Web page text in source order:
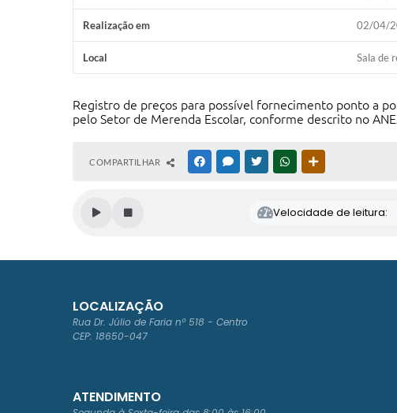
Realização em 02/04/
Local Sala de
Registro de preços para possível fornecimento ponto a
pelo Setor de Merenda Escolar, conforme descrito no
COMPARTILHAR FACEBOOKMESSENGER
TWITTERWHATSAPP
Velocidade de leitura:
LOCALIZAÇÃO
Rua Dr. Júlio de Faria nº 518 - Centro
CEP: 18650-047
ATENDIMENTO